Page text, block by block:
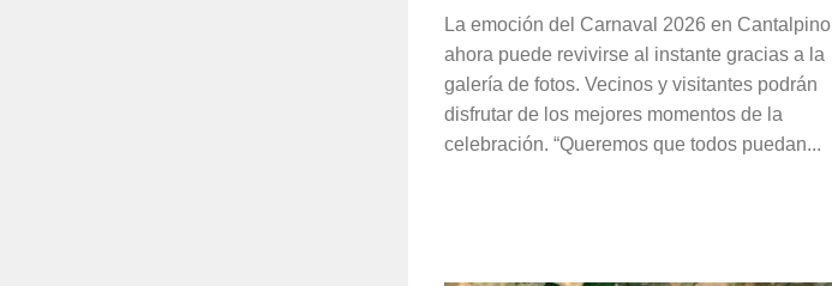
La emoción del Carnaval 2026 en Cantalpino
ahora puede revivirse al instante gracias a la
galería de fotos. Vecinos y visitantes podrán
disfrutar de los mejores momentos de la
celebración. “Queremos que todos puedan...